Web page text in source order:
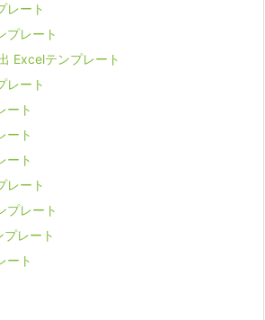
レート
レート
Excelテンプレート
レート
ート
ート
ート
レート
プレート
レート
ート